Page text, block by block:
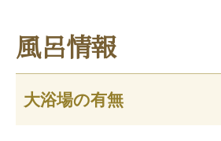
風呂情報
大浴場の有無